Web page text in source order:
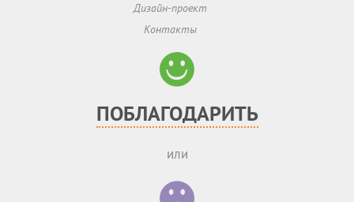
Дизайн-проект
Контакты
ПОБЛАГОДАРИТЬ
или